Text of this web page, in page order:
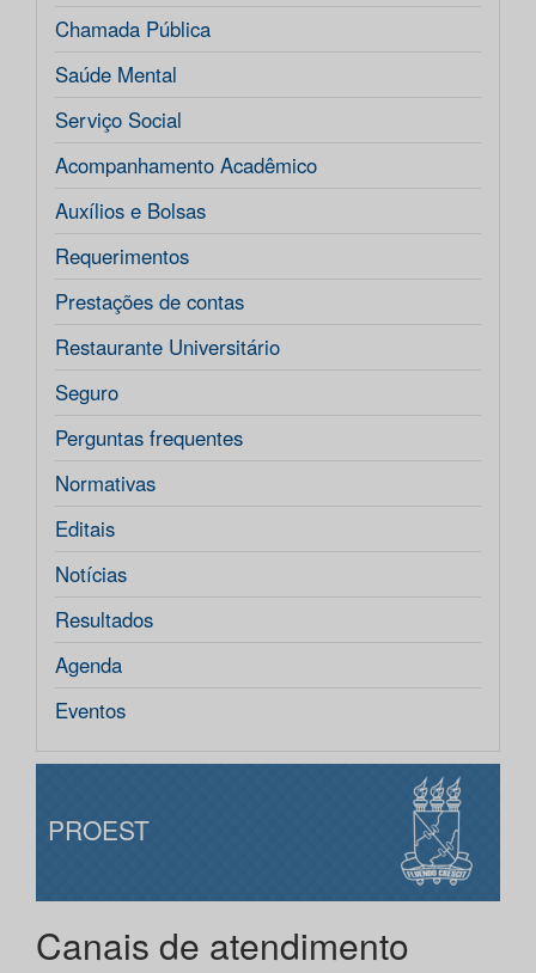
Chamada Pública
Saúde Mental
Serviço Social
Acompanhamento Acadêmico
Auxílios e Bolsas
Requerimentos
Prestações de contas
Restaurante Universitário
Seguro
Perguntas frequentes
Normativas
Editais
Notícias
Resultados
Agenda
Eventos
PROEST
Canais de atendimento